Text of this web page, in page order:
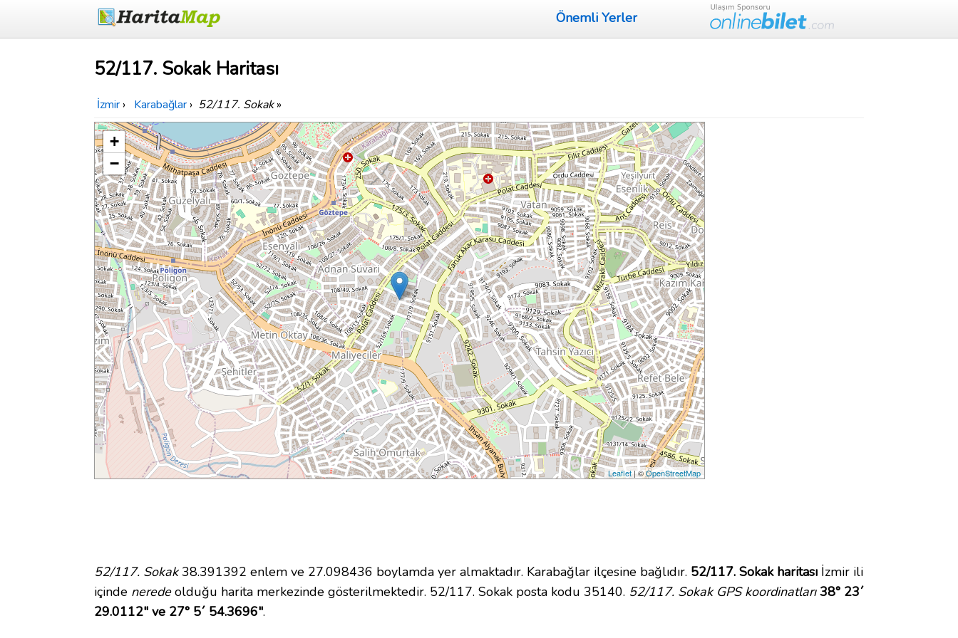
Önemli Yerler
52/117. Sokak Haritası
İzmir › Karabağlar › 52/117. Sokak»
+
−
Leaflet| ©OpenStreetMap
52/117. Sokak38.391392 enlem ve 27.098436 boylamda yer almaktadır. Karabağlar ilçesine bağlıdır. 52/117. Sokak haritası İzmir ili
içinde neredeolduğu harita merkezinde gösterilmektedir. 52/117. Sokak posta kodu 35140. 52/117. Sokak GPS koordinatları 38° 23´
29.0112" ve 27° 5´ 54.3696".